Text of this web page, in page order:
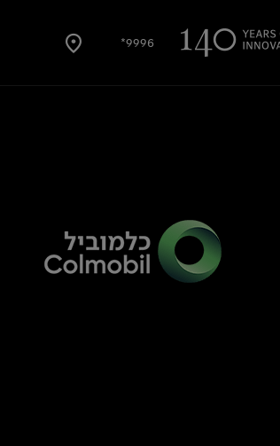
9996*